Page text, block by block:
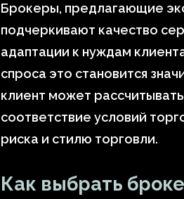
Брокеры, предлагающие
подчеркивают качество
адаптации к нуждам
спроса это становится
клиент может
соответствие условий
риска и стилю торговли.
Как выбрать